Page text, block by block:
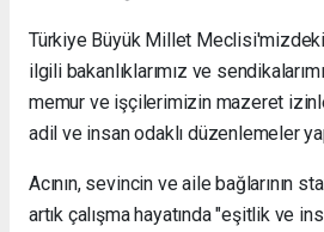
Türkiye Büyük Millet
ilgili bakanlıklarımız ve
memur ve işçilerimizin mazeret
adil ve insan odaklı düzenlemeler
Acının, sevincin ve aile bağlarının
artık çalışma hayatında "eşitlik ve